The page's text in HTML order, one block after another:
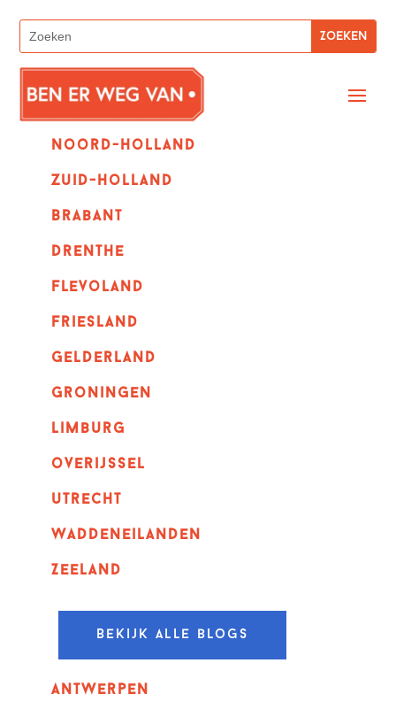
Noord-holland
zuid-holland
Brabant
Drenthe
Flevoland
Friesland
Gelderland
Groningen
Limburg
overijssel
utrecht
Waddeneilanden
Zeeland
Bekijk alle blogs
Antwerpen